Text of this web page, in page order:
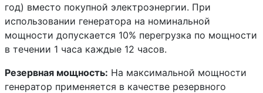
год) вместо покупной электроэнергии. При
использовании генератора на номинальной
мощности допускается 10% перегрузка по мощности
в течении 1 часа каждые 12 часов.
Резервная мощность: На максимальной мощности
генератор применяется в качестве резервного